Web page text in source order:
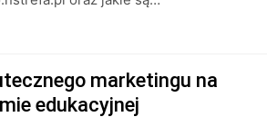
marketingu na
edukacyjnej